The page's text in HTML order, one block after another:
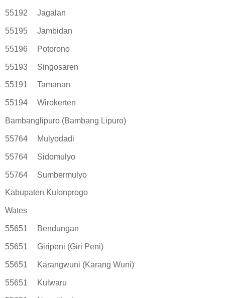
55192 Jagalan
55195 Jambidan
55196 Potorono
55193 Singosaren
55191 Tamanan
55194 Wirokerten
Bambanglipuro (Bambang Lipuro)
55764 Mulyodadi
55764 Sidomulyo
55764 Sumbermulyo
Kabupaten Kulonprogo
Wates
55651 Bendungan
55651 Giripeni (Giri Peni)
55651 Karangwuni (Karang Wuni)
55651 Kulwaru